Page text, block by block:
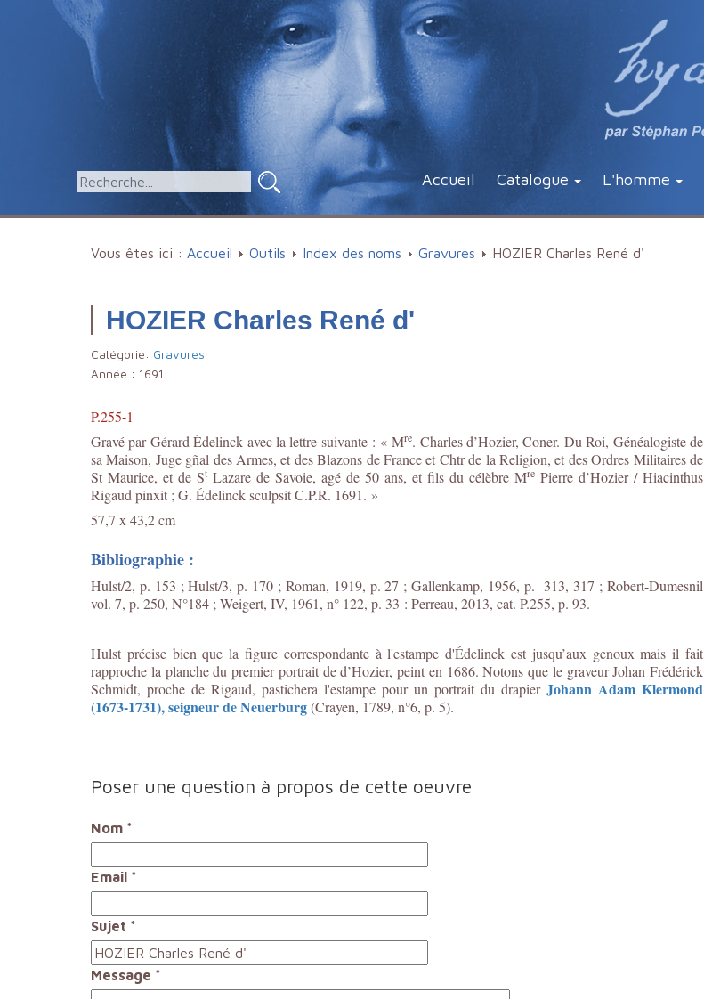
Accueil Catalogue L'homme
Vous êtes ici : Accueil Outils Index des noms Gravures HOZIER Charles René d'
HOZIER Charles René d'
Catégorie: Gravures
Année : 1691
P.255-1
Gravé par Gérard Édelinck avec la lettre suivante : « Mre. Charles d’Hozier, Coner. Du Roi, Généalogiste de
sa Maison, Juge gñal des Armes, et des Blazons de France et Chtr de la Religion, et des Ordres Militaires de
St Maurice, et de St Lazare de Savoie, agé de 50 ans, et fils du célèbre Mre Pierre d’Hozier / Hiacinthus
Rigaud pinxit ; G. Édelinck sculpsit C.P.R. 1691. »
57,7 x 43,2 cm
Bibliographie :
Hulst/2, p. 153 ; Hulst/3, p. 170 ; Roman, 1919, p. 27 ; Gallenkamp, 1956, p. 313, 317 ; Robert-Dumesnil
vol. 7, p. 250, N°184 ; Weigert, IV, 1961, n° 122, p. 33 : Perreau, 2013, cat. P.255, p. 93.
Hulst précise bien que la figure correspondante à l'estampe d'Édelinck est jusqu’aux genoux mais il fait
rapproche la planche du premier portrait de d’Hozier, peint en 1686. Notons que le graveur Johan Frédérick
Schmidt, proche de Rigaud, pastichera l'estampe pour un portrait du drapier Johann Adam Klermond
(1673-1731), seigneur de Neuerburg(Crayen, 1789, n°6, p. 5).
Poser une question à propos de cette oeuvre
Nom *
Email *
Sujet *
Message *